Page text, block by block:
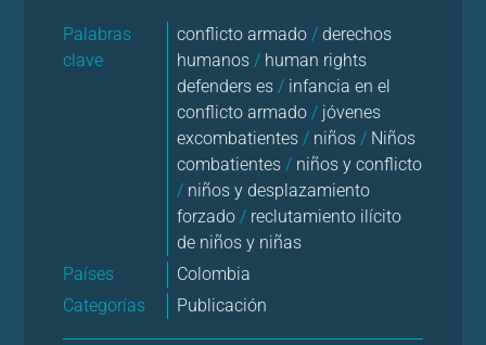
Palabras
clave
conflicto armado/ derechos
humanos/ human rights
defenders es/ infancia en el
conflicto armado/ jóvenes
excombatientes/ niños/ Niños
combatientes/ niños y conflicto
/ niños y desplazamiento
forzado/ reclutamiento ilícito
de niños y niñas
Países
Colombia
Categorías
Publicación